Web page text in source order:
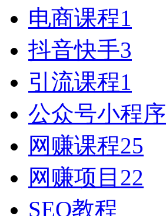
电商课程1
抖音快手3
引流课程1
公众号小程序
网赚课程25
网赚项目 22
SEO教程